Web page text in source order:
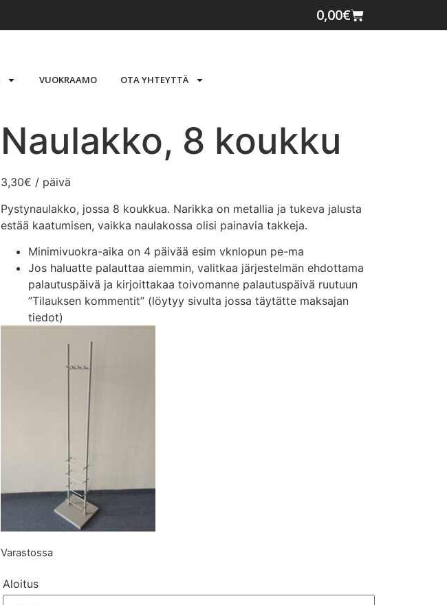
0,00€
VUOKRAAMO OTA YHTEYTTÄ
Naulakko, 8 koukku
3,30€ / päivä
Pystynaulakko, jossa 8 koukkua. Narikka on metallia ja tukeva jalusta
estää kaatumisen, vaikka naulakossa olisi painavia takkeja.
Minimivuokra-aika on 4 päivää esim vknlopun pe-ma
Jos haluatte palauttaa aiemmin, valitkaa järjestelmän ehdottama
palautuspäivä ja kirjoittakaa toivomanne palautuspäivä ruutuun
”Tilauksen kommentit” (löytyy sivulta jossa täytätte maksajan
tiedot)
Varastossa
Aloitus